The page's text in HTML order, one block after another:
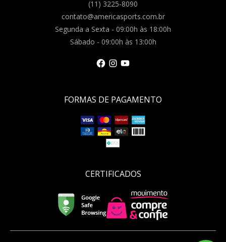
(11) 3225-8090
contato@americasports.com.br
Segunda a Sexta - 09:00h às 18:00h
Sábado - 09:00h às 13:00h
FORMAS DE PAGAMENTO
CERTIFICADOS